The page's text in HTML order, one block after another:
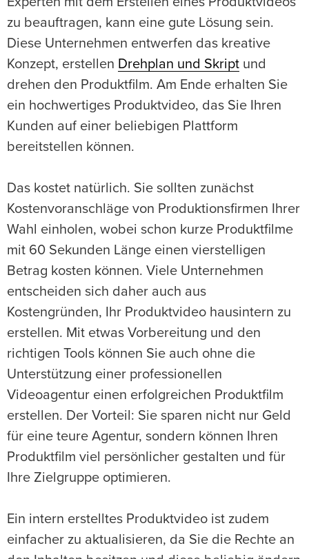
zu beauftragen, kann eine gute Lösung sein.
Diese Unternehmen entwerfen das kreative
Konzept, erstellen Drehplan und Skript und
drehen den Produktfilm. Am Ende erhalten Sie
ein hochwertiges Produktvideo, das Sie Ihren
Kunden auf einer beliebigen Plattform
bereitstellen können.
Das kostet natürlich. Sie sollten zunächst
Kostenvoranschläge von Produktionsfirmen Ihrer
Wahl einholen, wobei schon kurze Produktfilme
mit 60 Sekunden Länge einen vierstelligen
Betrag kosten können. Viele Unternehmen
entscheiden sich daher auch aus
Kostengründen, Ihr Produktvideo hausintern zu
erstellen. Mit etwas Vorbereitung und den
richtigen Tools können Sie auch ohne die
Unterstützung einer professionellen
Videoagentur einen erfolgreichen Produktfilm
erstellen. Der Vorteil: Sie sparen nicht nur Geld
für eine teure Agentur, sondern können Ihren
Produktfilm viel persönlicher gestalten und für
Ihre Zielgruppe optimieren.
Ein intern erstelltes Produktvideo ist zudem
einfacher zu aktualisieren, da Sie die Rechte an